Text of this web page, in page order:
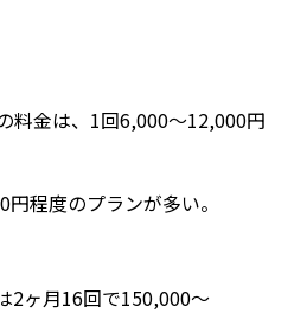
料金は、1回6,000〜12,000円
程度のプランが多い。
2ヶ月16回で150,000〜